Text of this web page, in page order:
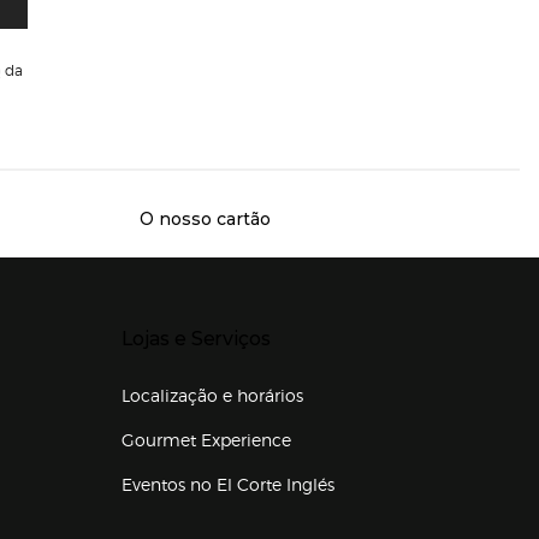
da
O nosso cartão
Localização e horários
Gourmet Experience
Eventos no El Corte Inglés